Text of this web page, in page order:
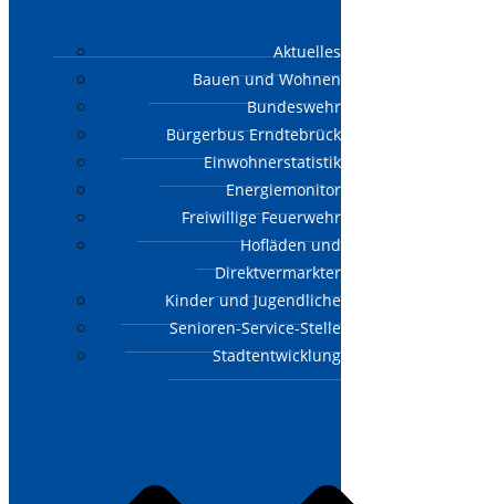
Aktuelles
Bauen und Wohnen
Bundeswehr
Bürgerbus Erndtebrück
Einwohnerstatistik
Energiemonitor
Freiwillige Feuerwehr
Hofläden und
Direktvermarkter
Kinder und Jugendliche
Senioren-Service-Stelle
Stadtentwicklung